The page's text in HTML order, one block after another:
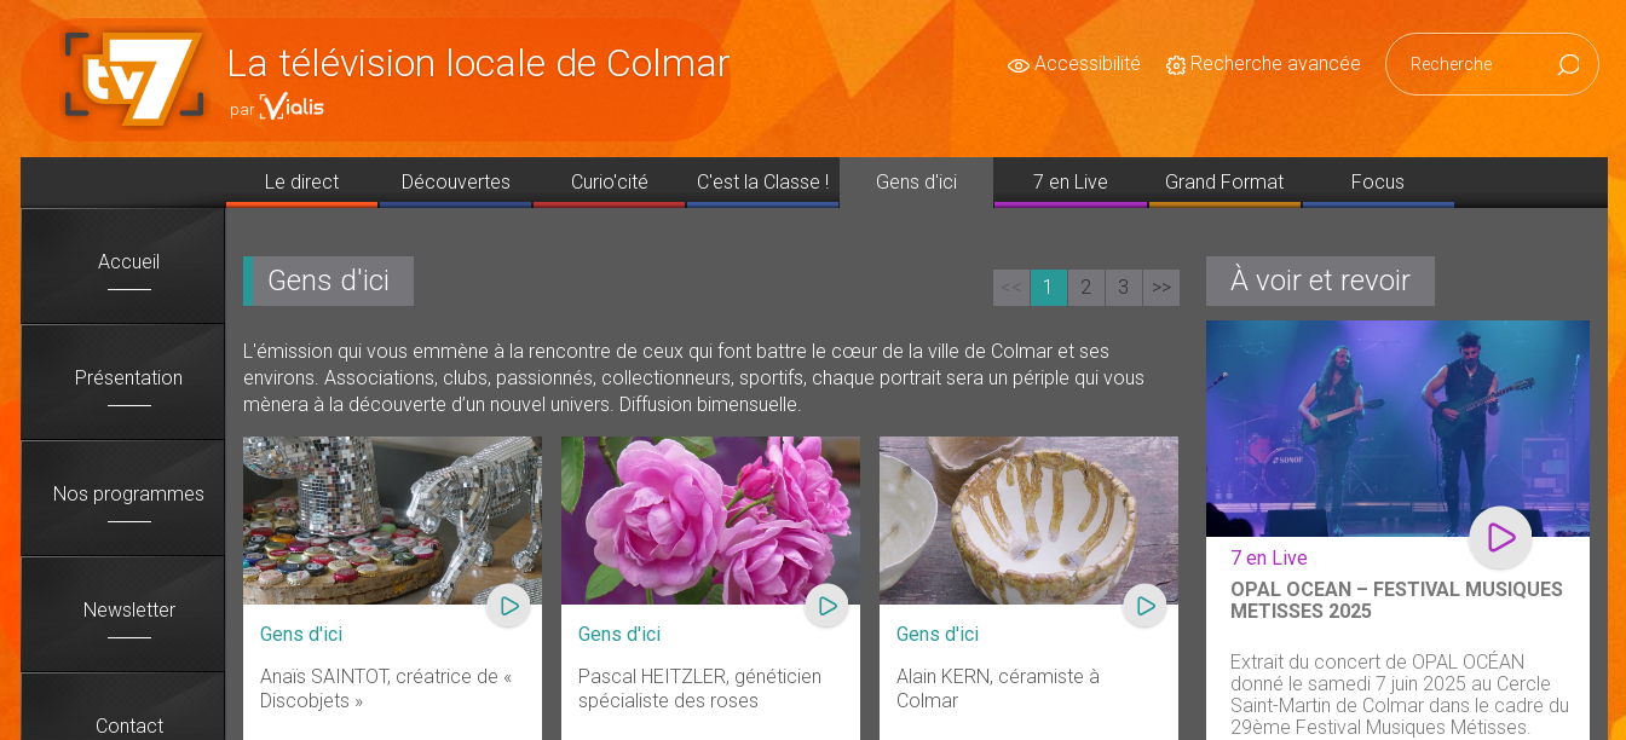
Accéder
contenu
La télévision locale de Colmar Accessibilité Recherche avancée
Le direct Découvertes Curio'cité C'est la Classe ! Gens d'ici 7 en Live Grand Format Focus
Accueil
Présentation
Nos programmes
Newsletter
Contact
<< 1 2 3 >>
Gens d'ici
L'émission qui vous emmène à la rencontre de ceux qui font battre le cœur de la ville de Colmar et ses
environs. Associations, clubs, passionnés, collectionneurs, sportifs, chaque portrait sera un périple qui vous
mènera à la découverte d’un nouvel univers. Diffusion bimensuelle.
Gens d'ici
Anaïs SAINTOT, créatrice de «
Discobjets »
Gens d'ici
Pascal HEITZLER, généticien
spécialiste des roses
Gens d'ici
Alain KERN, céramiste à
Colmar
À voir et revoir
7 en Live
OPAL OCEAN – FESTIVAL MUSIQUES
METISSES 2025
Extrait du concert de OPAL OCÉAN
donné le samedi 7 juin 2025 au Cercle
Saint-Martin de Colmar dans le cadre du
29ème Festival Musiques Métisses.